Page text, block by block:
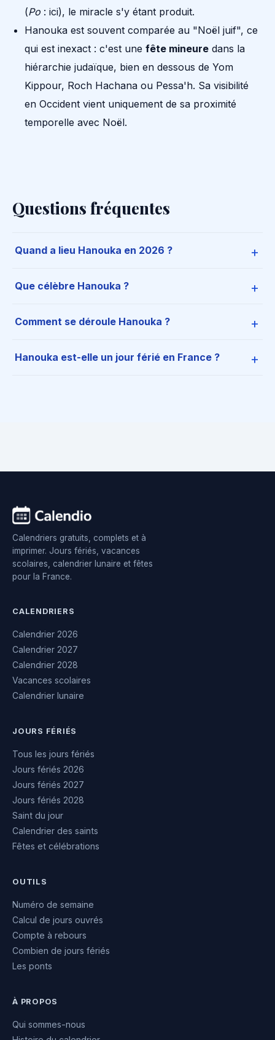
(Po : ici), le miracle s'y étant produit.
Hanouka est souvent comparée au "Noël juif", ce
qui est inexact : c'est une fête mineure dans la
hiérarchie judaïque, bien en dessous de Yom
Kippour, Roch Hachana ou Pessa'h. Sa visibilité
en Occident vient uniquement de sa proximité
temporelle avec Noël.
Questions fréquentes
Quand a lieu Hanouka en 2026 ?
Que célèbre Hanouka ?
Comment se déroule Hanouka ?
Hanouka est-elle un jour férié en France ?
Calendriers gratuits, complets et à
imprimer. Jours fériés, vacances
scolaires, calendrier lunaire et fêtes
pour la France.
CALENDRIERS
Calendrier 2026
Calendrier 2027
Calendrier 2028
Vacances scolaires
Calendrier lunaire
JOURS FÉRIÉS
Tous les jours fériés
Jours fériés 2026
Jours fériés 2027
Jours fériés 2028
Saint du jour
Calendrier des saints
Fêtes et célébrations
OUTILS
Numéro de semaine
Calcul de jours ouvrés
Compte à rebours
Combien de jours fériés
Les ponts
À PROPOS
Qui sommes-nous